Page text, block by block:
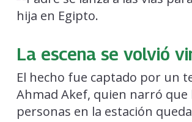
La escena se volvió
El hecho fue captado por un
Ahmad Akef, quien narró que
personas en la estación